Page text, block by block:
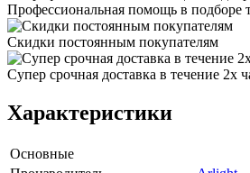
Профессиональная помощь в подборе
Скидки постоянным покупателям
Супер срочная доставка в течение 2х
Характеристики
Основные